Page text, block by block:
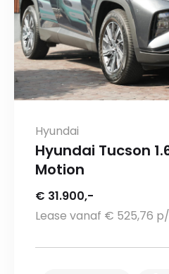
Hyundai
Hyundai Tucson
Motion
€ 31.900,-
Lease vanaf € 525,76